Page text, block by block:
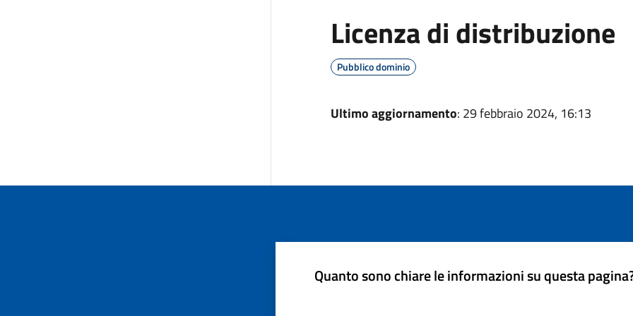
Licenza di distribuzione
Pubblico dominio
Ultimo aggiornamento: 29 febbraio 2024, 16:13
Quanto sono chiare le informazioni su questa